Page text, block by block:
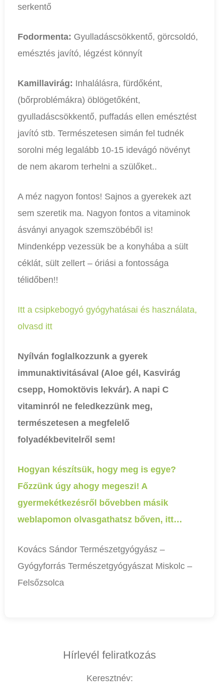
serkentő
Fodormenta: Gyulladáscsökkentő, görcsoldó,
emésztés javító, légzést könnyít
Kamillavirág: Inhalálásra, fürdőként,
(bőrproblémákra) öblögetőként,
gyulladáscsökkentő, puffadás ellen emésztést
javító stb. Természetesen simán fel tudnék
sorolni még legalább 10-15 idevágó növényt
de nem akarom terhelni a szülőket..
A méz nagyon fontos! Sajnos a gyerekek azt
sem szeretik ma. Nagyon fontos a vitaminok
ásványi anyagok szemszöbéből is!
Mindenképp vezessük be a konyhába a sült
céklát, sült zellert – óriási a fontossága
télidőben!!
Itt a csipkebogyó gyógyhatásai és használata,
olvasd itt
Nyílván foglalkozzunk a gyerek
immunaktivitásával (Aloe gél, Kasvirág
csepp, Homoktövis lekvár). A napi C
vitaminról ne feledkezzünk meg,
természetesen a megfelelő
folyadékbevitelről sem!
Hogyan készítsük, hogy meg is egye?
Főzzünk úgy ahogy megeszi! A
gyermekétkezésről bővebben másik
weblapomon olvasgathatsz bőven, itt…
Kovács Sándor Természetgyógyász –
Gyógyforrás Természetgyógyászat Miskolc –
Felsőzsolca
Hírlevél feliratkozás
Keresztnév: